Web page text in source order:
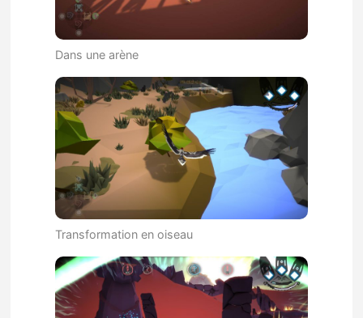
Dans une arène
Transformation en oiseau